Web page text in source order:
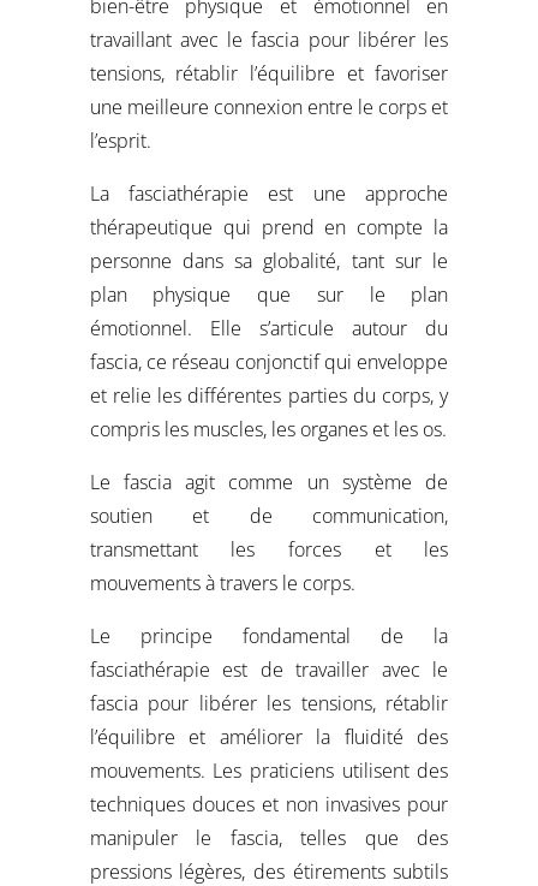
bien-être physique et émotionnel en
travaillant avec le fascia pour libérer les
tensions, rétablir l’équilibre et favoriser
une meilleure connexion entre le corps et
l’esprit.
La fasciathérapie est une approche
thérapeutique qui prend en compte la
personne dans sa globalité, tant sur le
plan physique que sur le plan
émotionnel. Elle s’articule autour du
fascia, ce réseau conjonctif qui enveloppe
et relie les différentes parties du corps, y
compris les muscles, les organes et les os.
Le fascia agit comme un système de
soutien et de communication,
transmettant les forces et les
mouvements à travers le corps.
Le principe fondamental de la
fasciathérapie est de travailler avec le
fascia pour libérer les tensions, rétablir
l’équilibre et améliorer la fluidité des
mouvements. Les praticiens utilisent des
techniques douces et non invasives pour
manipuler le fascia, telles que des
pressions légères, des étirements subtils